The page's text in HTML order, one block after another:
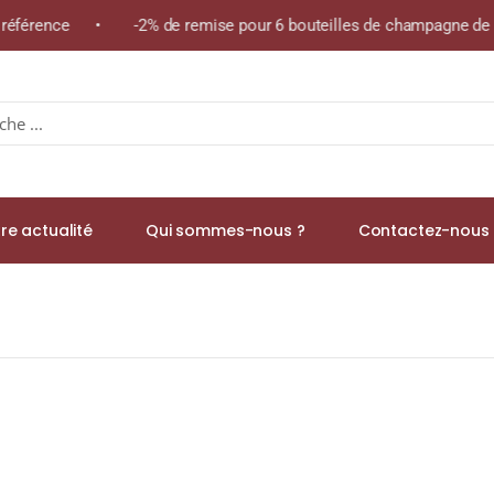
• -2% de remise pour 6 bouteilles de champagne de la
actualité Qui sommes-nous ? Contactez-nous